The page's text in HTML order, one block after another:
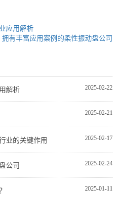
应用解析
拥有丰富应用案例的柔性振动盘公司
2025-02-22
解析
2025-02-21
2025-02-17
业的关键作用
2025-02-24
公司
2025-01-11